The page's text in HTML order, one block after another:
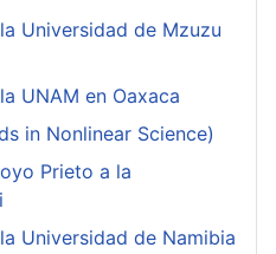
Universidad de Mzuzu
UNAM en Oaxaca
in Nonlinear Science)
Prieto a la
Universidad de Namibia